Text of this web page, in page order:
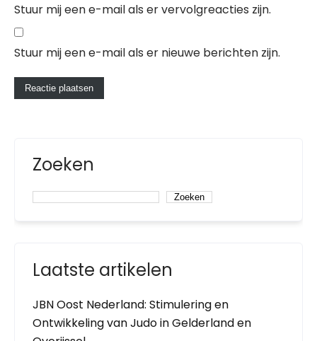
Stuur mij een e-mail als er vervolgreacties zijn.
Stuur mij een e-mail als er nieuwe berichten zijn.
Zoeken
Zoeken
Laatste artikelen
JBN Oost Nederland: Stimulering en
Ontwikkeling van Judo in Gelderland en